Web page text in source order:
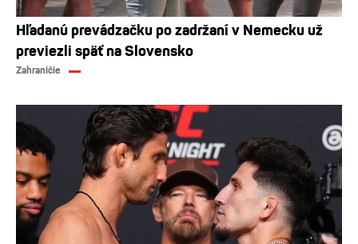
Hľadanú prevádzačku po zadržaní v Nemecku už
previezli späť na Slovensko
Zahraničie